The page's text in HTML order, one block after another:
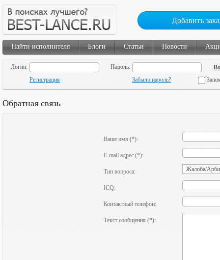
Добавить
Найти исполнителя Блоги Статьи Новости
Логин:
Пароль:
Регистрация
Забыли пароль?
Обратная связь
Ваше имя (*):
E-mail адрес (*):
Тип вопроса:
ICQ:
Контактный телефон:
Текст сообщения (*):